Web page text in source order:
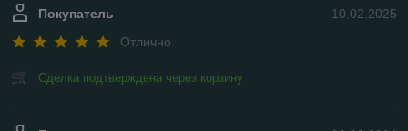
10.02.2025
Покупатель
Отлично
Сделка подтверждена через корзину